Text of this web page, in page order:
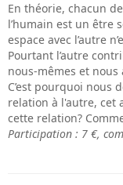
En théorie, chacun
l’humain est un être
espace avec l’autre
Pourtant l’autre
nous-mêmes et
C’est pourquoi nous
relation à l'autre, cet
cette relation?
Participation : 7 €,